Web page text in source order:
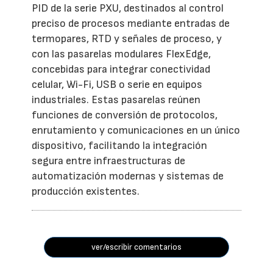
PID de la serie PXU, destinados al control
preciso de procesos mediante entradas de
termopares, RTD y señales de proceso, y
con las pasarelas modulares FlexEdge,
concebidas para integrar conectividad
celular, Wi-Fi, USB o serie en equipos
industriales. Estas pasarelas reúnen
funciones de conversión de protocolos,
enrutamiento y comunicaciones en un único
dispositivo, facilitando la integración
segura entre infraestructuras de
automatización modernas y sistemas de
producción existentes.
ver/escribir comentarios